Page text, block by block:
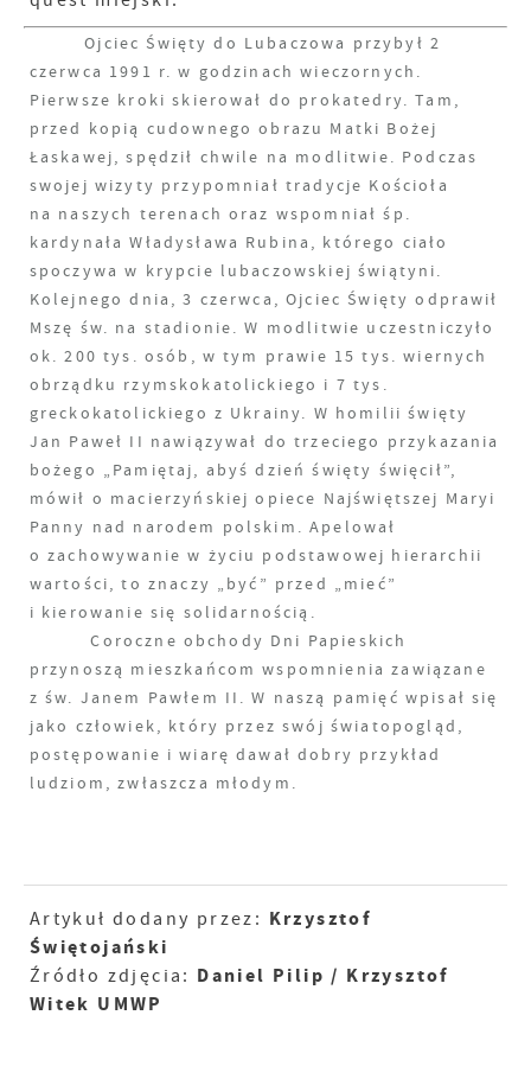
Ojciec Święty do Lubaczowa przybył 2
czerwca 1991 r. w godzinach wieczornych.
Pierwsze kroki skierował do prokatedry. Tam,
przed kopią cudownego obrazu Matki Bożej
Łaskawej, spędził chwile na modlitwie. Podczas
swojej wizyty przypomniał tradycje Kościoła
na naszych terenach oraz wspomniał śp.
kardynała Władysława Rubina, którego ciało
spoczywa w krypcie lubaczowskiej świątyni.
Kolejnego dnia, 3 czerwca, Ojciec Święty odprawił
Mszę św. na stadionie. W modlitwie uczestniczyło
ok. 200 tys. osób, w tym prawie 15 tys. wiernych
obrządku rzymskokatolickiego i 7 tys.
greckokatolickiego z Ukrainy. W homilii święty
Jan Paweł II nawiązywał do trzeciego przykazania
bożego „Pamiętaj, abyś dzień święty święcił”,
mówił o macierzyńskiej opiece Najświętszej Maryi
Panny nad narodem polskim. Apelował
o zachowywanie w życiu podstawowej hierarchii
wartości, to znaczy „być” przed „mieć”
i kierowanie się solidarnością.
Coroczne obchody Dni Papieskich
przynoszą mieszkańcom wspomnienia zawiązane
z św. Janem Pawłem II. W naszą pamięć wpisał się
jako człowiek, który przez swój światopogląd,
postępowanie i wiarę dawał dobry przykład
ludziom, zwłaszcza młodym.
Artykuł dodany przez: Krzysztof
Świętojański
Źródło zdjęcia: Daniel Pilip / Krzysztof
Witek UMWP